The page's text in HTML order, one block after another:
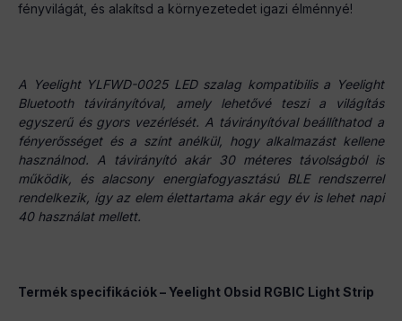
fényvilágát, és alakítsd a környezetedet igazi élménnyé!
A Yeelight YLFWD-0025 LED szalag kompatibilis a Yeelight
Bluetooth távirányítóval, amely lehetővé teszi a világítás
egyszerű és gyors vezérlését. A távirányítóval beállíthatod a
fényerősséget és a színt anélkül, hogy alkalmazást kellene
használnod. A távirányító akár 30 méteres távolságból is
működik, és alacsony energiafogyasztású BLE rendszerrel
rendelkezik, így az elem élettartama akár egy év is lehet napi
40 használat mellett.
Termék specifikációk – Yeelight Obsid RGBIC Light Strip